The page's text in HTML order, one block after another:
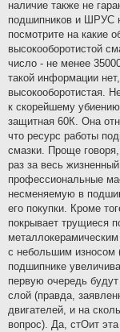
наличие также не
подшипников и ШРУС
посмотрите на какие
высокооборотистой
число - не менее
такой информации
высокооборотистая.
к скорейшему
защитная 60К. Она
что ресурс работы
смазки. Проще
раз за весь
профессиональные
несменяемую в
его покупки. Кроме
покрывает трущиеся
с небольшим износом
подшипнике
первую очередь
слой (правда,
двигателей, и на
вопрос). Да, стОит